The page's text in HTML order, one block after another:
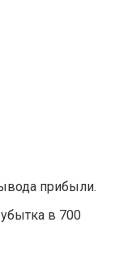
прибыли.
в 700